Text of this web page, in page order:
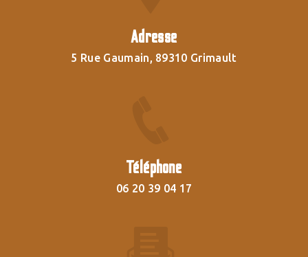
Adresse
5 Rue Gaumain, 89310 Grimault
Téléphone
06 20 39 04 17